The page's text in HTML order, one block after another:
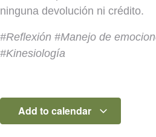
ninguna devolución ni crédito.
#Reflexión #Manejo de
#Kinesiología
Add to calendar